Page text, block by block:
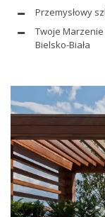
Przemysłowy
Twoje
Bielsko-Biała